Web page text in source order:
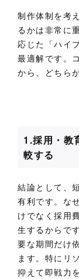
制作体制を考
るかは非常に
応じた「ハイ
最適解です。
から、どちら
1.採用・教
較する
結論として、
有利です。な
けでなく採用
生するからで
要な期間だけ
ます。特にリ
抑えて即戦力